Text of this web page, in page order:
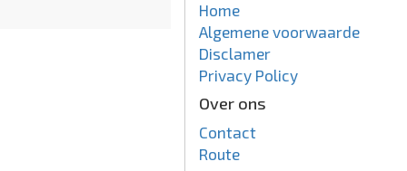
Home
Algemene voorwaarde
Disclamer
Privacy Policy
Over ons
Contact
Route